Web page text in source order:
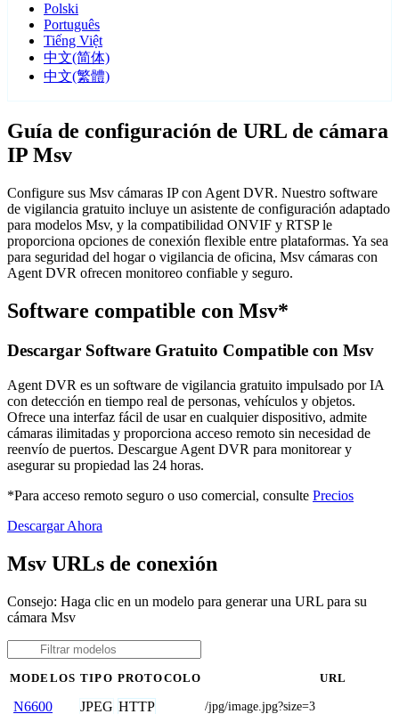
Polski
Português
Tiếng Việt
中文(简体)
中文(繁體)
Guía de configuración de URL de cámara
IP Msv
Configure sus Msv cámaras IP con Agent DVR. Nuestro software
de vigilancia gratuito incluye un asistente de configuración adaptado
para modelos Msv, y la compatibilidad ONVIF y RTSP le
proporciona opciones de conexión flexible entre plataformas. Ya sea
para seguridad del hogar o vigilancia de oficina, Msv cámaras con
Agent DVR ofrecen monitoreo confiable y seguro.
Software compatible con Msv*
Descargar Software Gratuito Compatible con Msv
Agent DVR es un software de vigilancia gratuito impulsado por IA
con detección en tiempo real de personas, vehículos y objetos.
Ofrece una interfaz fácil de usar en cualquier dispositivo, admite
cámaras ilimitadas y proporciona acceso remoto sin necesidad de
reenvío de puertos. Descargue Agent DVR para monitorear y
asegurar su propiedad las 24 horas.
*Para acceso remoto seguro o uso comercial, consulte Precios
Descargar Ahora
Msv URLs de conexión
Consejo: Haga clic en un modelo para generar una URL para su
cámara Msv
MODELOS TIPO PROTOCOLO URL
N6600 JPEG HTTP /jpg/image.jpg?size=3